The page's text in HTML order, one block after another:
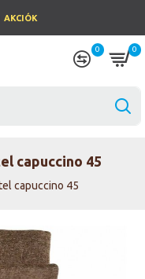
AKCIÓK
0 0
capuccino 45
capuccino 45